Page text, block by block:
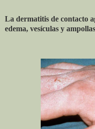
La dermatitis de contacto
edema, vesículas y